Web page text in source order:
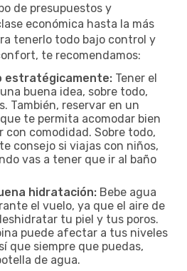
de presupuestos y
económica hasta la más
tenerlo todo bajo control y
te recomendamos:
estratégicamente: Tener el
buena idea, sobre todo,
También, reservar en un
te permita acomodar bien
con comodidad. Sobre todo,
consejo si viajas con niños,
vas a tener que ir al baño
hidratación: Bebe agua
el vuelo, ya que el aire de
tu piel y tus poros.
puede afectar a tus niveles
que siempre que puedas,
de agua.